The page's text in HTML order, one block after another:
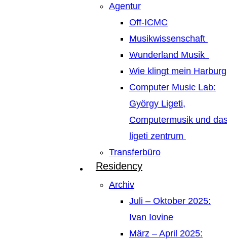
Agentur
Off-ICMC
Musikwissenschaft
Wunderland Musik
Wie klingt mein Harburg
Computer Music Lab:
György Ligeti,
Computermusik und
ligeti zentrum
Transferbüro
Residency
Archiv
Juli – Oktober 2025:
Ivan Iovine
März – April 2025: